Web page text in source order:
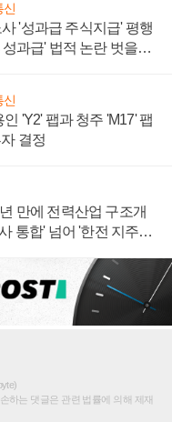
신
'성과급 주식지급' 평행
과급' 법적 논란 벗을지
신
'Y2' 팹과 청주 'M17' 팹
결정
만에 전력산업 구조개
통합' 넘어 '한전 지주사'
하는 댓글은 관련 법률에 의해 제재